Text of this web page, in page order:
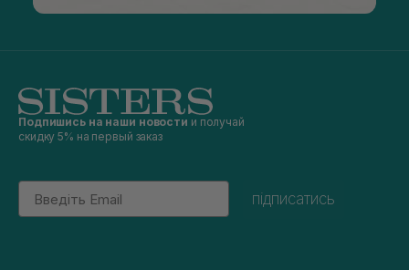
Подпишись на наши новости и получай
скидку 5% на первый заказ
Email
підписатись